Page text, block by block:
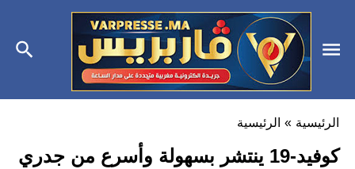
الرئيسية » الرئيسية
كوفيد-19 ينتشر بسهولة وأسرع من جدري